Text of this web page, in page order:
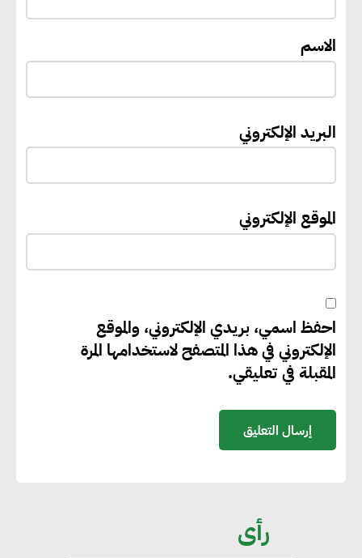
الاسم
البريد الإلكتروني
الموقع الإلكتروني
احفظ اسمي، بريدي الإلكتروني، والموقع
الإلكتروني في هذا المتصفح لاستخدامها المرة
المقبلة في تعليقي.
رأى
لمنظمة اليونسكو
يعمل على تطوير موقعه الإلكتروني
حوكمة ملف الإعاقة في مصر
مليون جنيه إسترليني لدعم توسع
المتجددة
جوجل تعلن إضافة 12 جيجاوات
من الطاقة النظيفة وتجنب انبعاث
أكسيد الكربون
2035